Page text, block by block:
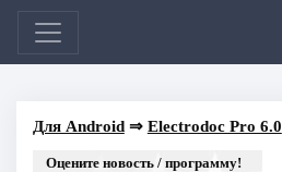
Для Android⇒ Electrodoc Pro 6.0
Оцените новость / программу!